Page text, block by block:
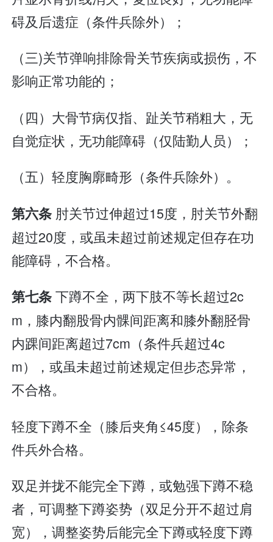
碍及后遗症（条件兵除外）；
（三)关节弹响排除骨关节疾病或损伤，不
影响正常功能的；
（四）大骨节病仅指、趾关节稍粗大，无
自觉症状，无功能障碍（仅陆勤人员）；
（五）轻度胸廓畸形（条件兵除外）。
第六条 肘关节过伸超过15度，肘关节外翻
超过20度，或虽未超过前述规定但存在功
能障碍，不合格。
第七条下蹲不全，两下肢不等长超过2c
m，膝内翻股骨内髁间距离和膝外翻胫骨
内踝间距离超过7cm（条件兵超过4c
m），或虽未超过前述规定但步态异常，
不合格。
轻度下蹲不全（膝后夹角≤45度），除条
件兵外合格。
双足并拢不能完全下蹲，或勉强下蹲不稳
者，可调整下蹲姿势（双足分开不超过肩
宽），调整姿势后能完全下蹲或轻度下蹲